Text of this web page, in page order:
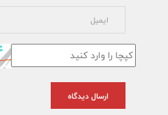
ارسال دیدگاه